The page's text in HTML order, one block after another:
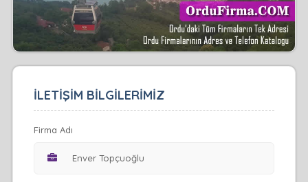
İLETİŞİM BİLGİLERİMİZ
Firma Adı